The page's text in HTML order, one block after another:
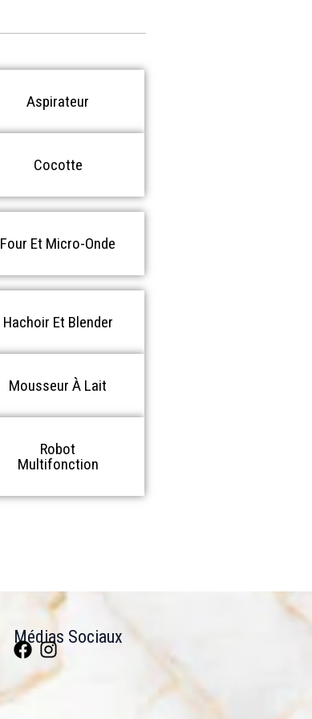
Aspirateur
Cocotte
Four Et Micro-Onde
Hachoir Et Blender
Mousseur À Lait
Robot
Multifonction
Médias Sociaux
F
a
I